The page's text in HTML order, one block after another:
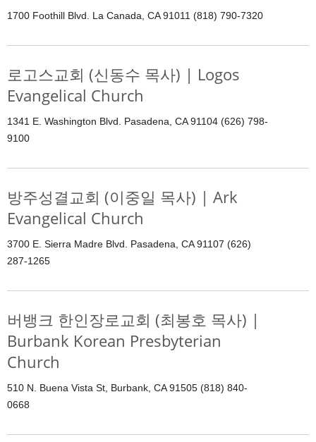
1700 Foothill Blvd. La Canada, CA 91011 (818) 790-7320
로고스교회 (신동수 목사) | Logos
Evangelical Church
1341 E. Washington Blvd. Pasadena, CA 91104 (626) 798-
9100
방주성결교회 (이중일 목사) | Ark
Evangelical Church
3700 E. Sierra Madre Blvd. Pasadena, CA 91107 (626)
287-1265
버뱅크 한인장로교회 (최봉호 목사) |
Burbank Korean Presbyterian
Church
510 N. Buena Vista St, Burbank, CA 91505 (818) 840-
0668